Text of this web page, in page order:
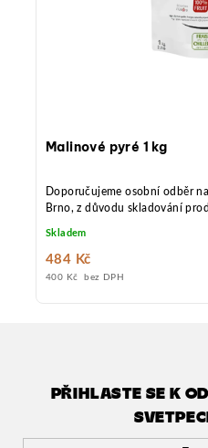
Malinové pyré 1 kg
Skladem
400 Kč bez DPH
484 Kč
Doporučujeme osobní odběr
Brno, z důvodu skladování
některou z nabízených
práva na pozdější uplatnění
PŘIHLASTE SE K